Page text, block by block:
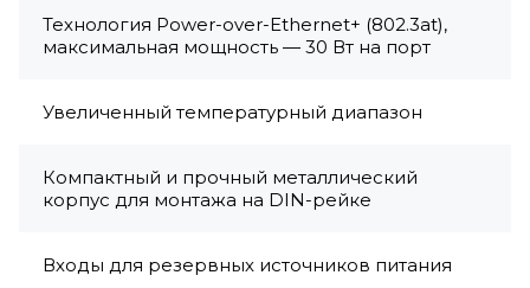
Технология Power-over-Ethernet+ (802.3at),
максимальная мощность — 30 Вт на порт
Увеличенный температурный диапазон
Компактный и прочный металлический
корпус для монтажа на DIN-рейке
Входы для резервных источников питания